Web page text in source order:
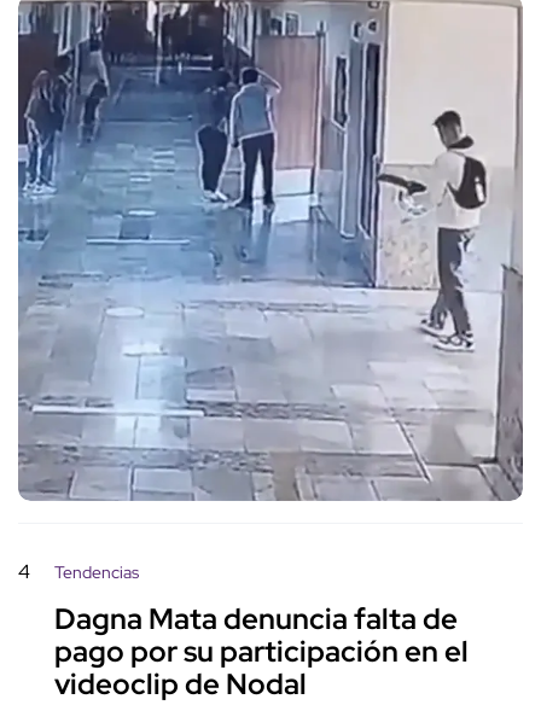
4 Tendencias
Dagna Mata denuncia falta de
pago por su participación en el
videoclip de Nodal